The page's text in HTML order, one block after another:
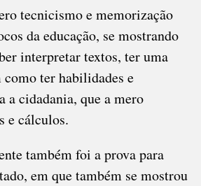
tecnicismo e memorização
da educação, se mostrando
interpretar textos, ter uma
ter habilidades e
a cidadania, que a mero
e cálculos.
também foi a prova para
em que também se mostrou